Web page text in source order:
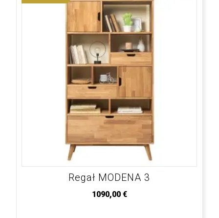
Regał MODENA 3
1090,00 €